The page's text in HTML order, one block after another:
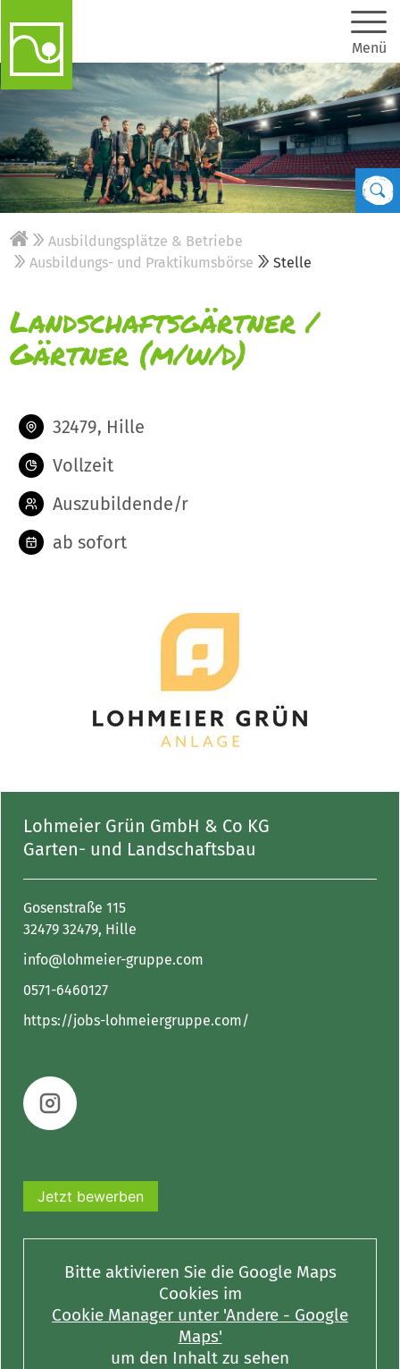
Menü
Ausbildungsplätze & Betriebe
Ausbildungs- und Praktikumsbörse
Stelle
Landschaftsgärtner /
Gärtner (m/w/d)
32479, Hille
Vollzeit
Auszubildende/r
ab sofort
Lohmeier Grün GmbH & Co KG
Garten- und Landschaftsbau
Gosenstraße 115
32479 32479, Hille
info@lohmeier-gruppe.com
0571-6460127
https://jobs-lohmeiergruppe.com/
Jetzt bewerben
Bitte aktivieren Sie die Google Maps
Cookies im
Cookie Manager unter 'Andere - Google
Maps'
um den Inhalt zu sehen